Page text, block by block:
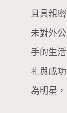
且具親
未對外
手的生
扎與成
為明星